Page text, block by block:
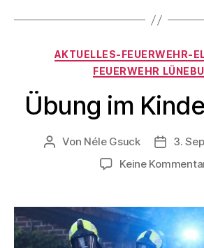
AKTUELLES-FEUERWEHR-
FEUERWEHR
Übung im
Von Néle Gsuck
3.
Keine